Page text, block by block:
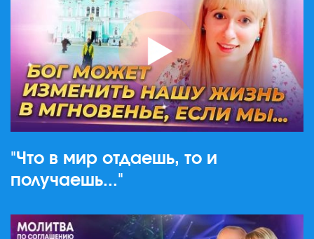
"Что в мир отдаешь, то и
получаешь..."